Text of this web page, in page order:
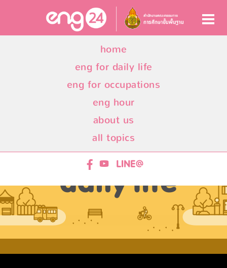
home
eng for daily life
eng for occupations
eng hour
about us
all topics